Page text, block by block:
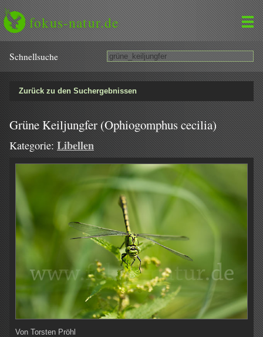
fokus-natur.de
Schnell­suche
Zurück zu den Suchergebnissen
Grüne Keiljungfer (Ophiogomphus cecilia)
Kategorie: Libellen
Von Torsten Pröhl